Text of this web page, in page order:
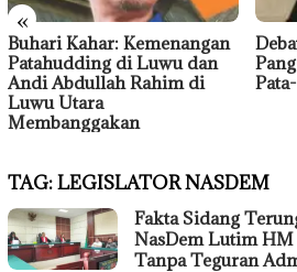
«
Buhari Kahar: Kemenangan
Patahudding di Luwu dan
Andi Abdullah Rahim di
Luwu Utara
Membanggakan
TAG:LEGISLATOR NASDEM
Fakta Sidang
NasDem Lutim
Tanpa Teguran